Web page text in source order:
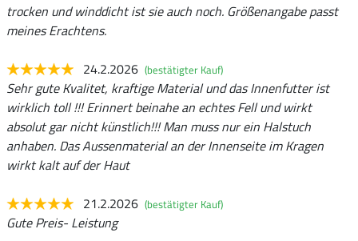
trocken und winddicht ist sie auch noch. Größenangabe passt
meines Erachtens.
24.2.2026 (bestätigter Kauf)
Sehr gute Kvalitet, kraftige Material und das Innenfutter ist
wirklich toll !!! Erinnert beinahe an echtes Fell und wirkt
absolut gar nicht künstlich!!! Man muss nur ein Halstuch
anhaben. Das Aussenmaterial an der Innenseite im Kragen
wirkt kalt auf der Haut
21.2.2026 (bestätigter Kauf)
Gute Preis- Leistung